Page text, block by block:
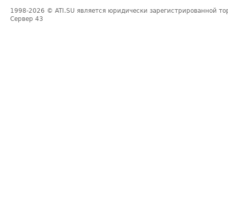
1998-2026 © ATI.SU является юридически зарегистрированной
Сервер 43